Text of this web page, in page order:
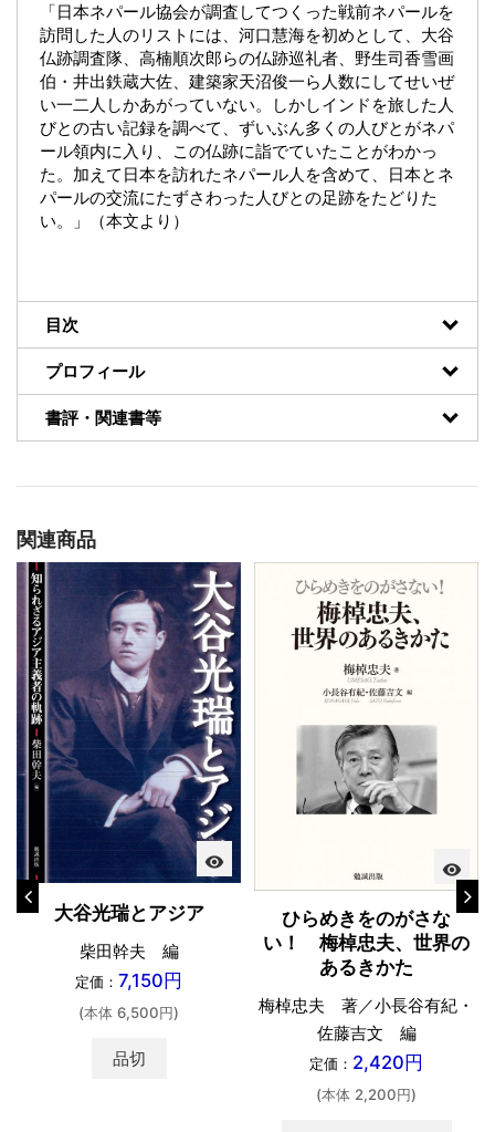
「日本ネパール協会が調査してつくった戦前ネパールを
訪問した人のリストには、河口慧海を初めとして、大谷
仏跡調査隊、高楠順次郎らの仏跡巡礼者、野生司香雪画
伯・井出鉄蔵大佐、建築家天沼俊一ら人数にしてせいぜ
い一二人しかあがっていない。しかしインドを旅した人
びとの古い記録を調べて、ずいぶん多くの人びとがネパ
ール領内に入り、この仏跡に詣でていたことがわかっ
た。加えて日本を訪れたネパール人を含めて、日本とネ
パールの交流にたずさわった人びとの足跡をたどりた
い。」（本文より）
目次
プロフィール
書評・関連書等
関連商品
visibility
大谷光瑞とアジア
柴田幹夫 編
定価： 7,150円
(本体 6,500円)
品切
visibility
ひらめきをのがさな
い！ 梅棹忠夫、世界の
あるきかた
梅棹忠夫 著／小長谷有紀・
佐藤吉文 編
定価： 2,420円
(本体 2,200円)